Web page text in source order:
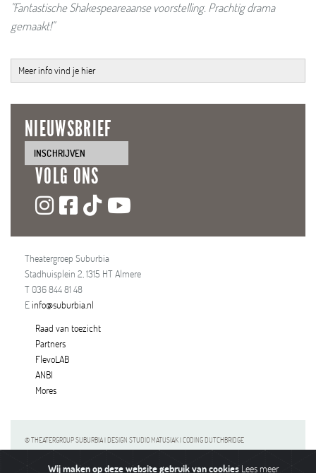
"Fantastische Shakespeareaanse voorstelling. Prachtig drama
gemaakt!"
Meer info vind je hier
NIEUWSBRIEF
INSCHRIJVEN
VOLG ONS
Theatergroep Suburbia
Stadhuisplein 2, 1315 HT Almere
T 036 844 81 48
Einfo@suburbia.nl
Raad van toezicht
Partners
FlevoLAB
ANBI
Mores
© THEATERGROUP SUBURBIA | DESIGN STUDIO MATUSIAK | CODING DUTCHBRIDGE
Wij maken op deze website gebruik van cookies Lees meer